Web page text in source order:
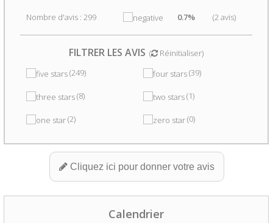
Nombre d'avis : 299 0.7% (2 avis)
FILTRER LES AVIS ( Réinitialiser)
(249)
(39)
(8) (1)
(2) (0)
Cliquez ici pour donner votre avis
Calendrier